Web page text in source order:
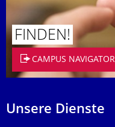
FINDEN!
CAMPUS NAVIGATOR
Unsere Dienste